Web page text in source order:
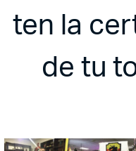
ten la
de tu